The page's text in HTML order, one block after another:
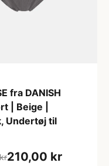
fra DANISH
| Beige |
Undertøj til
210,00 kr